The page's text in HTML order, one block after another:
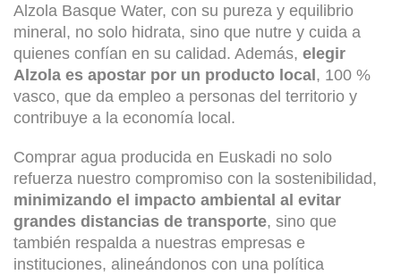
Alzola Basque Water, con su pureza y equilibrio
mineral, no solo hidrata, sino que nutre y cuida a
quienes confían en su calidad. Además, elegir
Alzola es apostar por un producto local , 100 %
vasco, que da empleo a personas del territorio y
contribuye a la economía local.
Comprar agua producida en Euskadi no solo
refuerza nuestro compromiso con la sostenibilidad,
minimizando el impacto ambiental al evitar
grandes distancias de transporte, sino que
también respalda a nuestras empresas e
instituciones, alineándonos con una política